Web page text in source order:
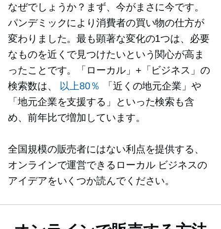
なぜでしょうか？まず、今がまさに今です。
パンデミックにより消費者の買い物の仕方が
変わりました。最も顕著な変化の1つは、必要
なものを近くで見つけたいという関心が高ま
ったことです。「ローカル」+「ビジネス」の
検索数は、
以上80％
「近くの地元企業」や
「地元企業を支援する」といった検索も含
め、前年比で増加しています。
全国規模の販売者にはない利点を提供する、
オンラインで運営できるローカル ビジネスの
アイデアをいくつか読んでください。